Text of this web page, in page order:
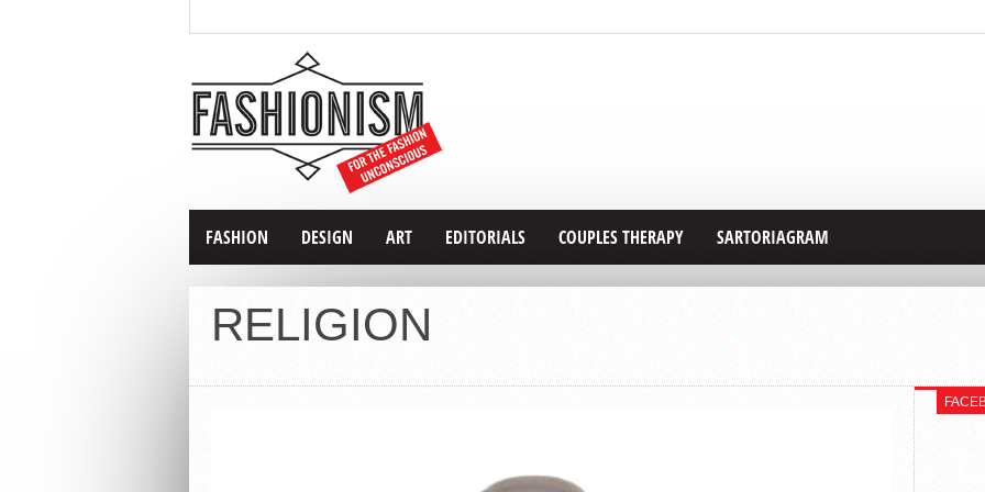
FASHION DESIGN ART EDITORIALS COUPLES THERAPY SARTORIAGRAM
RELIGION